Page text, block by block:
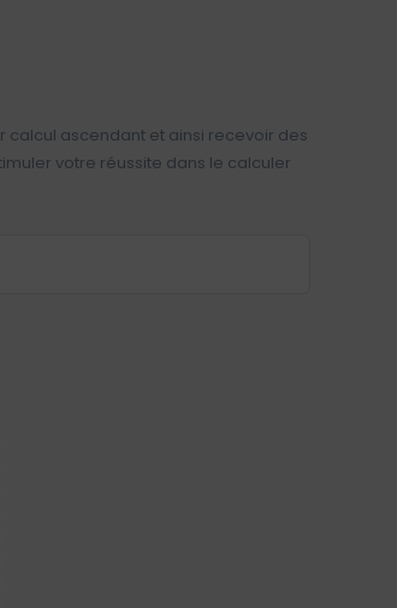
ascendant et ainsi recevoir des
votre réussite dans le calculer